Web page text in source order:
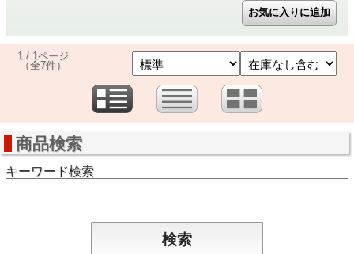
1 / 1ページ
（全7件）
商品検索
キーワード検索